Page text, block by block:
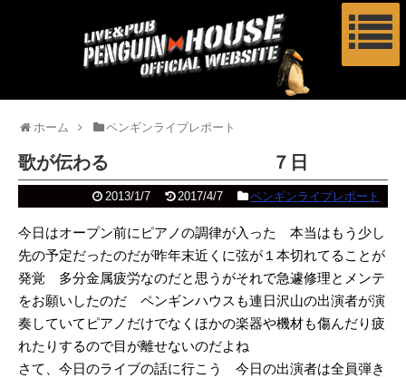
ホーム ペンギンライブレポート
歌が伝わる ７日
2013/1/7 2017/4/7 ペンギンライブレポート
今日はオープン前にピアノの調律が入った 本当はもう少し
先の予定だったのだが昨年末近くに弦が１本切れてることが
発覚 多分金属疲労なのだと思うがそれで急遽修理とメンテ
をお願いしたのだ ペンギンハウスも連日沢山の出演者が演
奏していてピアノだけでなくほかの楽器や機材も傷んだり疲
れたりするので目が離せないのだよね
さて、今日のライブの話に行こう 今日の出演者は全員弾き